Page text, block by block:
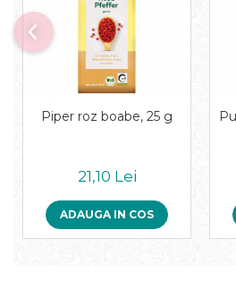
Piper roz boabe, 25 g
21,10 Lei
ADAUGA IN COS